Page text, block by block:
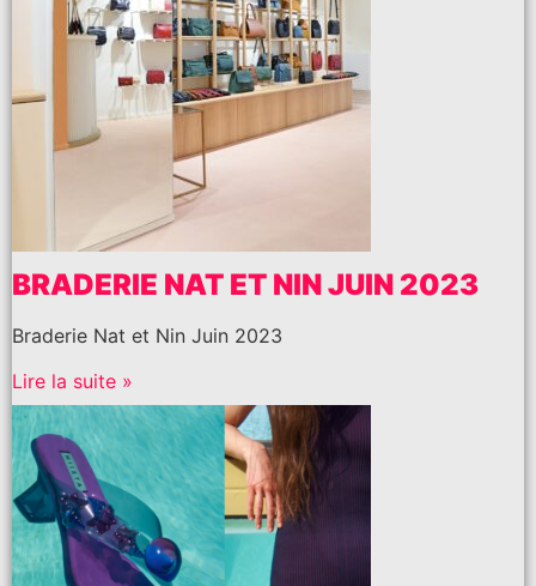
BRADERIE NAT ET NIN JUIN 2023
Braderie Nat et Nin Juin 2023
Lire la suite »